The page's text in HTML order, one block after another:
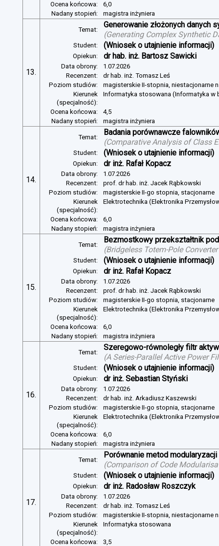
Ocena końcowa:
6,0
Nadany stopień:
magistra inżyniera
13.
Temat:
Generowanie złożonych danych
(Generating Complex Synthetic
Student: (Wniosek o utajnienie informacji)
Opiekun: dr hab. inż. Bartosz Sawicki
Data obrony:
1.07.2026
Recenzent:
dr hab. inż. Tomasz Leś
Poziom studiów:
magisterskie II-stopnia, niestacjonarne
Kierunek
(specjalność):
Informatyka stosowana (Informatyka w
Ocena końcowa:
4,5
Nadany stopień:
magistra inżyniera
14.
Temat:
Badania porównawcze
(Comparative Analysis of Class
Student: (Wniosek o utajnienie informacji)
Opiekun: dr inż. Rafał Kopacz
Data obrony:
1.07.2026
Recenzent:
prof. dr hab. inż. Jacek Rąbkowski
Poziom studiów:
magisterskie II-go stopnia, stacjonarne
Kierunek
(specjalność):
Elektrotechnika (Elektronika
Ocena końcowa:
6,0
Nadany stopień:
magistra inżyniera
15.
Temat:
Bezmostkowy przekształtnik
(Bridgeless Totem-Pole
Student: (Wniosek o utajnienie informacji)
Opiekun: dr inż. Rafał Kopacz
Data obrony:
1.07.2026
Recenzent:
prof. dr hab. inż. Jacek Rąbkowski
Poziom studiów:
magisterskie II-go stopnia, stacjonarne
Kierunek
(specjalność):
Elektrotechnika (Elektronika
Ocena końcowa:
6,0
Nadany stopień:
magistra inżyniera
16.
Temat:
Szeregowo-równoległy filtr
(A Series-Parallel Active Power
Student: (Wniosek o utajnienie informacji)
Opiekun: dr inż. Sebastian Styński
Data obrony:
1.07.2026
Recenzent:
dr hab. inż. Arkadiusz Kaszewski
Poziom studiów:
magisterskie II-go stopnia, stacjonarne
Kierunek
(specjalność):
Elektrotechnika (Elektronika
Ocena końcowa:
6,0
Nadany stopień:
magistra inżyniera
17.
Temat:
Porównanie metod
(Comparison of Code
Student: (Wniosek o utajnienie informacji)
Opiekun: dr inż. Radosław Roszczyk
Data obrony:
1.07.2026
Recenzent:
dr hab. inż. Tomasz Leś
Poziom studiów:
magisterskie II-stopnia, niestacjonarne
Kierunek
(specjalność):
Informatyka stosowana
Ocena końcowa:
3,5